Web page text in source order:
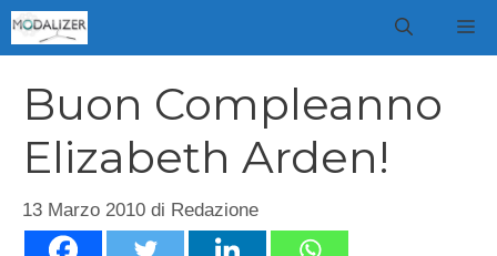
Vai
al
Buon Compleanno
Elizabeth Arden!
13 Marzo 2010 di Redazione